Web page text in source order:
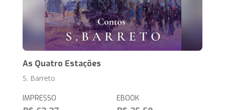
As Quatro Estações
S. Barreto
IMPRESSO EBOOK